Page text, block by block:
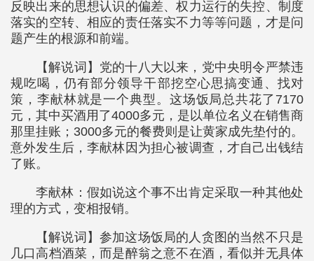
反映出来的思想认识的偏差、权力运行的失控、制度
落实的空转、相应的责任落实不力等等问题，才是问
题产生的根源和前端。
【解说词】党的十八大以来，党中央明令严禁违
规吃喝，仍有部分领导干部挖空心思搞变通、找对
策，李献林就是一个典型。这场饭局总共花了7170
元，其中买酒用了4000多元，是以单位名义在销售商
那里挂账；3000多元的餐费则是让黄家成先垫付的。
意外发生后，李献林因为担心被调查，才自己出钱结
了账。
李献林：假如说这个事不出肯定采取一种其他处
理的方式，变相报销。
【解说词】参加这场饭局的人贪图的当然不只是
几口高档酒菜，而是醉翁之意不在酒，看似并无具体